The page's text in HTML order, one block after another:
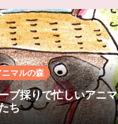
ニマルの森
ブ採りで忙しいアニマ
ち